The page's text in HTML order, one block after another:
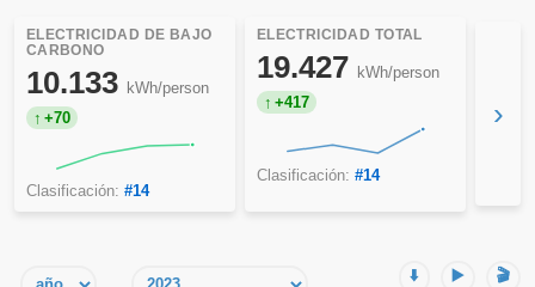
ELECTRICIDAD DE BAJO
CARBONO
10.133 kWh/person
+70
Clasificación: #14
ELECTRICIDAD TOTAL
19.427 kWh/person
+417
Clasificación: #14
›
⬇️ ▶️ 🎬